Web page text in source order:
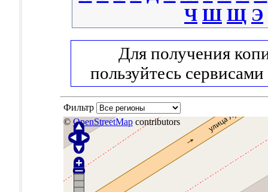
Ч Ш Щ Э
Для получения
пользуйтесь сервисами
Фильтр
© OpenStreetMap contributors